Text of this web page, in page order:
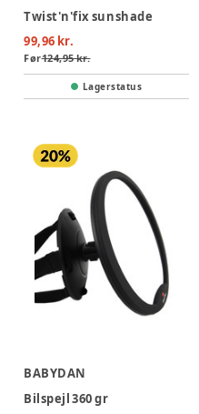
Twist'n'fix sunshade
99,96 kr.
Før124,95 kr.
Lagerstatus
BABYDAN
Bilspejl 360 gr